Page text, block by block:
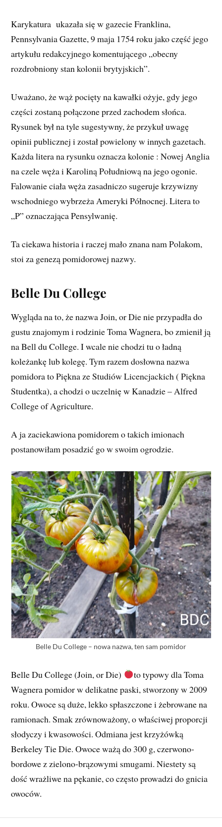
Karykatura ukazała się w gazecie Franklina,
Pennsylvania Gazette, 9 maja 1754 roku jako część jego
artykułu redakcyjnego komentującego „obecny
rozdrobniony stan kolonii brytyjskich”.
Uważano, że wąż pocięty na kawałki ożyje, gdy jego
części zostaną połączone przed zachodem słońca.
Rysunek był na tyle sugestywny, że przykuł uwagę
opinii publicznej i został powielony w innych gazetach.
Każda litera na rysunku oznacza kolonie : Nowej Anglia
na czele węża i Karoliną Południową na jego ogonie.
Falowanie ciała węża zasadniczo sugeruje krzywizny
wschodniego wybrzeża Ameryki Północnej. Litera to
„P” oznaczająca Pensylwanię.
Ta ciekawa historia i raczej mało znana nam Polakom,
stoi za genezą pomidorowej nazwy.
Belle Du College
Wygląda na to, że nazwa Join, or Die nie przypadła do
gustu znajomym i rodzinie Toma Wagnera, bo zmienił ją
na Bell du College. I wcale nie chodzi tu o ładną
koleżankę lub kolegę. Tym razem dosłowna nazwa
pomidora to Piękna ze Studiów Licencjackich ( Piękna
Studentka), a chodzi o uczelnię w Kanadzie – Alfred
College of Agriculture.
A ja zaciekawiona pomidorem o takich imionach
postanowiłam posadzić go w swoim ogrodzie.
Belle Du College – nowa nazwa, ten sam pomidor
Belle Du College (Join, or Die)
to typowy dla Toma
Wagnera pomidor w delikatne paski, stworzony w 2009
roku. Owoce są duże, lekko spłaszczone i żebrowane na
ramionach. Smak zrównoważony, o właściwej proporcji
słodyczy i kwasowości. Odmiana jest krzyżówką
Berkeley Tie Die. Owoce ważą do 300 g, czerwono-
bordowe z zielono-brązowymi smugami. Niestety są
dość wrażliwe na pękanie, co często prowadzi do gnicia
owoców.